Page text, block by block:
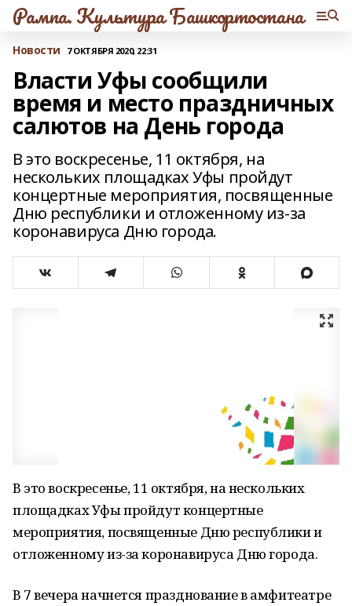
Рампа. Культура Башкортостана
Новости 7 ОКТЯБРЯ 2020, 22:31
Власти Уфы сообщили
время и место праздничных
салютов на День города
В это воскресенье, 11 октября, на
нескольких площадках Уфы пройдут
концертные мероприятия, посвященные
Дню республики и отложенному из-за
коронавируса Дню города.
В это воскресенье, 11 октября, на нескольких
площадках Уфы пройдут концертные
мероприятия, посвященные Дню республики и
отложенному из-за коронавируса Дню города.
В 7 вечера начнется празднование в амфитеатре